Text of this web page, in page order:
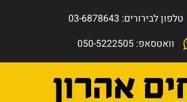
טלפון לבירורים: 03-6878643
וואטסאפ: 050-5222505